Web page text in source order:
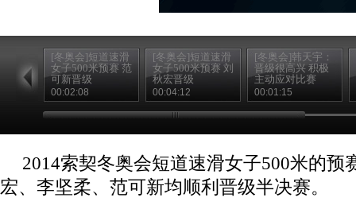
[冬奥会]短道速滑
女子500米预赛 范
可新晋级
00:02:08
[冬奥会]短道速滑
女子500米预赛 刘
秋宏晋级
00:04:12
[冬奥会]韩天宇：
晋级很高兴 积极
主动应对比赛
00:01:15
2014索契冬奥会短道速滑女子500米的预
宏、李坚柔、范可新均顺利晋级半决赛。